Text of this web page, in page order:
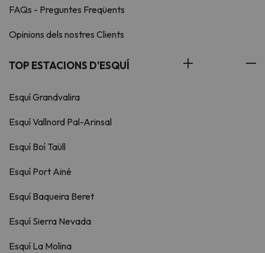
FAQs - Preguntes Freqüents
Opinions dels nostres Clients
TOP ESTACIONS D'ESQUÍ
Esquí Grandvalira
Esquí Vallnord Pal-Arinsal
Esquí Boí Taüll
Esquí Port Ainé
Esquí Baqueira Beret
Esquí Sierra Nevada
Esquí La Molina